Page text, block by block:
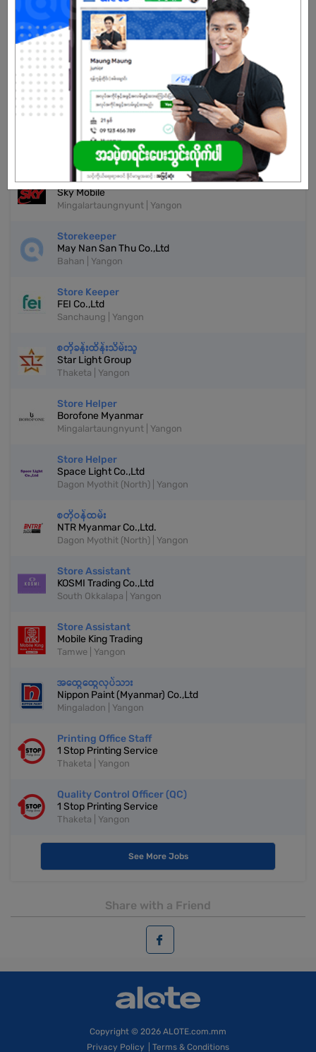
Already Expired
Don't have an account?
REGISTER NOW!
More Similar Jobs
Store Keeper
Sky Mobile
Mingalartaungnyunt | Yangon
Storekeeper
May Nan San Thu Co.,Ltd
Bahan | Yangon
Store Keeper
FEI Co.,Ltd
Sanchaung | Yangon
စတိုခန်းထိန်းသိမ်းသူ
Star Light Group
Thaketa | Yangon
Store Helper
Borofone Myanmar
Mingalartaungnyunt | Yangon
Store Helper
Space Light Co.,Ltd
Dagon Myothit (North) | Yangon
စတိုဝန်ထမ်း
NTR Myanmar Co.,Ltd.
Dagon Myothit (North) | Yangon
Store Assistant
KOSMI Trading Co.,Ltd
South Okkalapa | Yangon
Store Assistant
Mobile King Trading
Tamwe | Yangon
အထွေထွေလုပ်သား
Nippon Paint (Myanmar) Co.,Ltd
Mingaladon | Yangon
Printing Office Staff
1 Stop Printing Service
Thaketa | Yangon
Quality Control Officer (QC)
1 Stop Printing Service
Thaketa | Yangon
See More Jobs
Share with a Friend
Copyright © 2026 ALOTE.com.mm
Privacy Policy
Terms & Conditions